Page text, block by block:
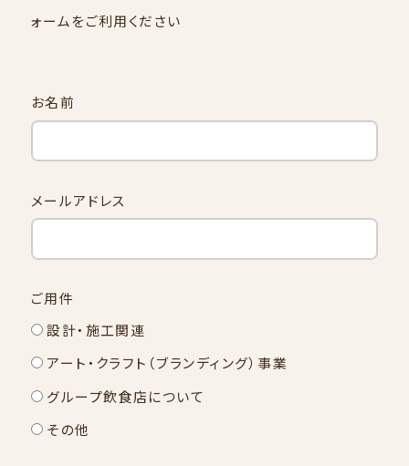
NEWS
ォームをご利用ください
お名前
メールアドレス
ご用件
設計・施工関連
アート・クラフト（ブランディング）事業
グループ飲食店について
その他